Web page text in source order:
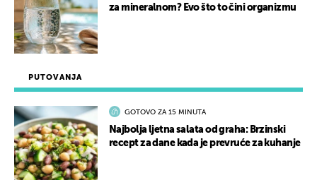
PUTOVANJA
GOTOVO ZA 15 MINUTA
Najbolja ljetna salata od graha: Brzinski
recept za dane kada je prevruće za kuhanje
za mineralnom? Evo što to čini organizmu